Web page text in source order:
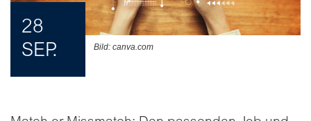
Bild: canva.com
28
SEP.